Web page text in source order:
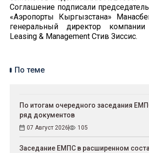
Соглашение подписали
«Аэропорты Кыргызстана»
генеральный директор
Leasing & Management Стив Зиссис.
По теме
По итогам очередного заседания
ряд документов
07 Август 2026 105
Заседание ЕМПС в расширенном